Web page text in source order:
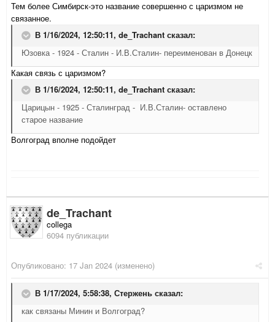
Тем более Симбирск-это название совершенно с царизмом не
связанное.
В 1/16/2024, 12:50:11, de_Trachant сказал:
Юзовка - 1924 - Сталин - И.В.Сталин- переименован в Донецк
Какая связь с царизмом?
В 1/16/2024, 12:50:11, de_Trachant сказал:
Царицын - 1925 - Сталинград - И.В.Сталин- оставлено
старое название
Волгоград вполне подойдет
de_Trachant
collega
6094 публикации
Опубликовано: 17 Jan 2024 (изменено)
В 1/17/2024, 5:58:38, Стержень сказал:
как связаны Минин и Волгоград?